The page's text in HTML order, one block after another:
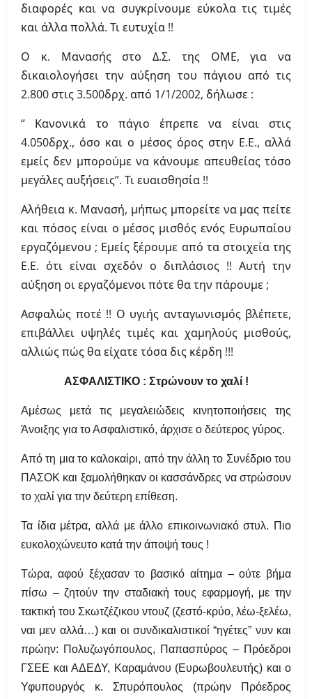
διαφορές και να συγκρίνουμε εύκολα τις τιμές
και άλλα πολλά. Τι ευτυχία !!
Ο κ. Μανασής στο Δ.Σ. της ΟΜΕ, για να
δικαιολογήσει την αύξηση του πάγιου από τις
2.800 στις 3.500δρχ. από 1/1/2002, δήλωσε :
“ Κανονικά το πάγιο έπρεπε να είναι στις
4.050δρχ., όσο και ο μέσος όρος στην Ε.Ε., αλλά
εμείς δεν μπορούμε να κάνουμε απευθείας τόσο
μεγάλες αυξήσεις”. Τι ευαισθησία !!
Αλήθεια κ. Μανασή, μήπως μπορείτε να μας πείτε
και πόσος είναι ο μέσος μισθός ενός Ευρωπαίου
εργαζόμενου ; Εμείς ξέρουμε από τα στοιχεία της
Ε.Ε. ότι είναι σχεδόν ο διπλάσιος !! Αυτή την
αύξηση οι εργαζόμενοι πότε θα την πάρουμε ;
Ασφαλώς ποτέ !! Ο υγιής ανταγωνισμός βλέπετε,
επιβάλλει υψηλές τιμές και χαμηλούς μισθούς,
αλλιώς πώς θα είχατε τόσα δις κέρδη !!!
ΑΣΦΑΛΙΣΤΙΚΟ : Στρώνουν το χαλί !
Αμέσως μετά τις μεγαλειώδεις κινητοποιήσεις της
Άνοιξης για το Ασφαλιστικό, άρχισε ο δεύτερος γύρος.
Από τη μια το καλοκαίρι, από την άλλη το Συνέδριο του
ΠΑΣΟΚ και ξαμολήθηκαν οι κασσάνδρες να στρώσουν
το χαλί για την δεύτερη επίθεση.
Τα ίδια μέτρα, αλλά με άλλο επικοινωνιακό στυλ. Πιο
ευκολοχώνευτο κατά την άποψή τους !
Τώρα, αφού ξέχασαν το βασικό αίτημα – ούτε βήμα
πίσω – ζητούν την σταδιακή τους εφαρμογή, με την
τακτική του Σκωτζέζικου ντουζ (ζεστό-κρύο, λέω-ξελέω,
ναι μεν αλλά…) και οι συνδικαλιστικοί “ηγέτες” νυν και
πρώην: Πολυζωγόπουλος, Παπασπύρος – Πρόεδροι
ΓΣΕΕ και ΑΔΕΔΥ, Καραμάνου (Ευρωβουλευτής) και ο
Υφυπουργός κ. Σπυρόπουλος (πρώην Πρόεδρος